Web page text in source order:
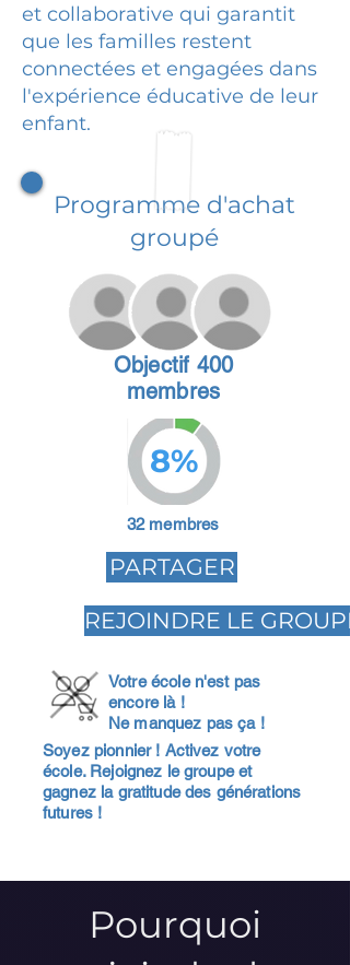
et collaborative qui garantit
que les familles restent
connectées et engagées dans
l'expérience éducative de leur
enfant.
Programme d'achat
groupé
Objectif 400
membres
8%
32 membres
PARTAGER
REJOINDRE LE GROUPE
Votre école n'est pas
encore là !
Ne manquez pas ça !
Soyez pionnier ! Activez votre
école. Rejoignez le groupe et
gagnez la gratitude des générations
futures !
Pourquoi